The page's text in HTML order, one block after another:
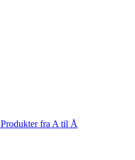
Produkter fra A til Å